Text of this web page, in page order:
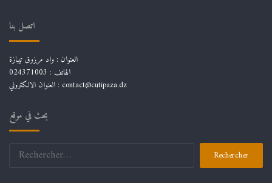
اتصل بنا
العنوان : واد مرزوق تيبازة
الهاتف : 024371003
العنوان الالكتروني : contact@cutipaza.dz
بحث في موقع